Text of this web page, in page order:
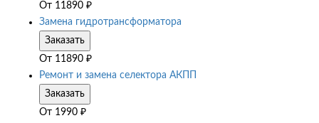
От 11890 ₽
Замена гидротрансформатора
Заказать
От 11890 ₽
Ремонт и замена селектора АКПП
Заказать
От 1990 ₽